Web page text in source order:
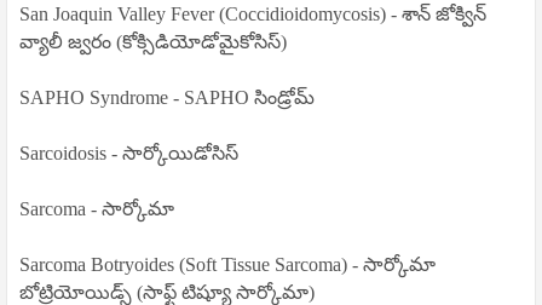
San Joaquin Valley Fever (Coccidioidomycosis) - శాన్ జోక్విన్
వ్యాలీ జ్వరం (కోక్సిడియోడోమైకోసిస్)
SAPHO Syndrome - SAPHO సిండ్రోమ్
Sarcoidosis - సార్కోయిడోసిస్
Sarcoma - సార్కోమా
Sarcoma Botryoides (Soft Tissue Sarcoma) - సార్కోమా
బోట్రియోయిడ్స్ (సాఫ్ట్ టిష్యూ సార్కోమా)